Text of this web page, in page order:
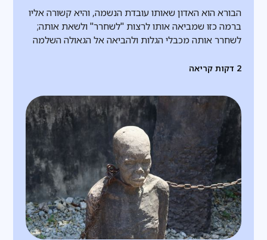
הבורא הוא האדון שאותו עובדת הנשמה, והיא קשורה אליו
ברמה כזו שמביאה אותו לרצות "לשחרר" ולשאת אותה;
לשחרר אותה מכבלי הגלות ולהביאה אל הגאולה השלמה
2 דקות קריאה